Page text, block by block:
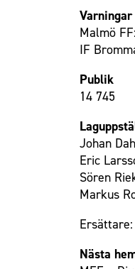
Varningar
Malmö
IF
Publik
14 745
Johan
Eric
Sören
Markus
Nästa